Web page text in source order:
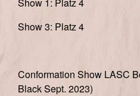
Show 3: Platz 4
Conformation Show LASC
Black Sept. 2023)